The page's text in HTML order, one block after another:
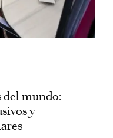
del mundo:
y